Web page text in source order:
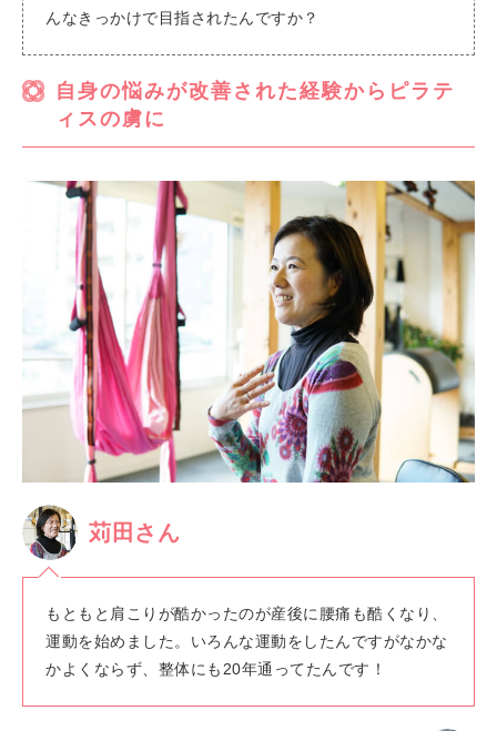
んなきっかけで目指されたんですか？
自身の悩みが改善された経験からピラテ
ィスの虜に
苅田さん
もともと肩こりが酷かったのが産後に腰痛も酷くなり、
運動を始めました。いろんな運動をしたんですがなかな
かよくならず、整体にも20年通ってたんです！